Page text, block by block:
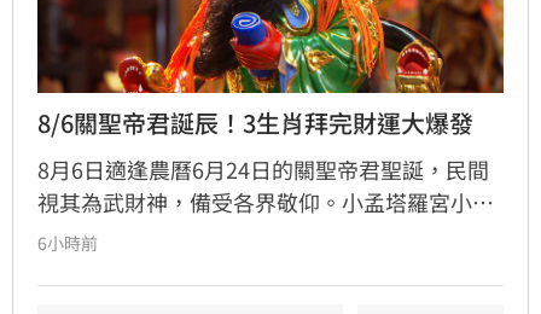
8/6關聖帝君誕辰！3生肖拜完財運大爆發
8月6日適逢農曆6月24日的關聖帝君聖誕，民間
視其為武財神，備受各界敬仰。小孟塔羅宮小立
指出，關聖帝君誕辰當日誠心祭拜，有望獲得神
6小時前